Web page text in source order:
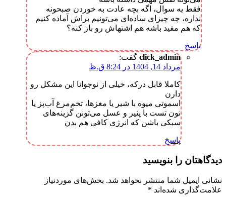
فقط یه سوال، اگه بچه عادت به خوردن صبحونه
نداره، چه چیزای ساده‌ای می‌تونیم براش آماده کنیم
که هم مفید باشه هم اشتهاش رو باز کنه؟
پاسخ
click_admin گفت:
مرداد 14, 1404 در 8:24 ق.ظ
کاملا قابل درکه، خیلی از نوجوانا این مشکل رو
دارن
اسموتی میوه با شیر یا مغزها، تخم‌مرغ آب‌پز یا
نون تست با پنیر و عسل می‌تونن گزینه‌های
سبکی باشن که انرژی کافی هم بدن
پاسخ
دیدگاهتان را بنویسید
نشانی ایمیل شما منتشر نخواهد شد. بخش‌های موردنیاز
علامت‌گذاری شده‌اند *